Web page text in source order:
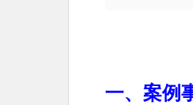
一、案例